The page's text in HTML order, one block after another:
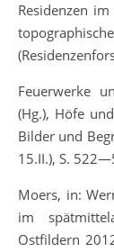
Residenzen
Feuerwerke
(Hg.), Höfe
Bilder und
15.II.), S.
Moers, in:
im
Ostfildern